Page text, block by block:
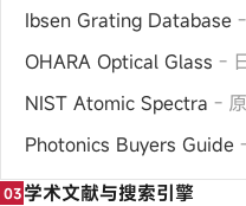
Ibsen Grating Database
OHARA Optical Glass -
NIST Atomic Spectra -
Photonics Buyers Guide
03 学术文献与搜索引擎